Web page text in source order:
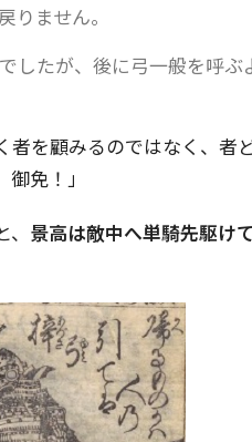
ません。
したが、後に弓一般を呼ぶ
者を顧みるのではなく、者
免！」
景高は敵中へ単騎先駆け